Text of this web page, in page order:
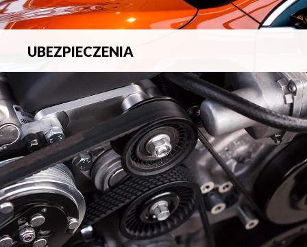
UBEZPIECZENIA
Pełna ochrona ubezpieczeniowa w zakresie wszelkich